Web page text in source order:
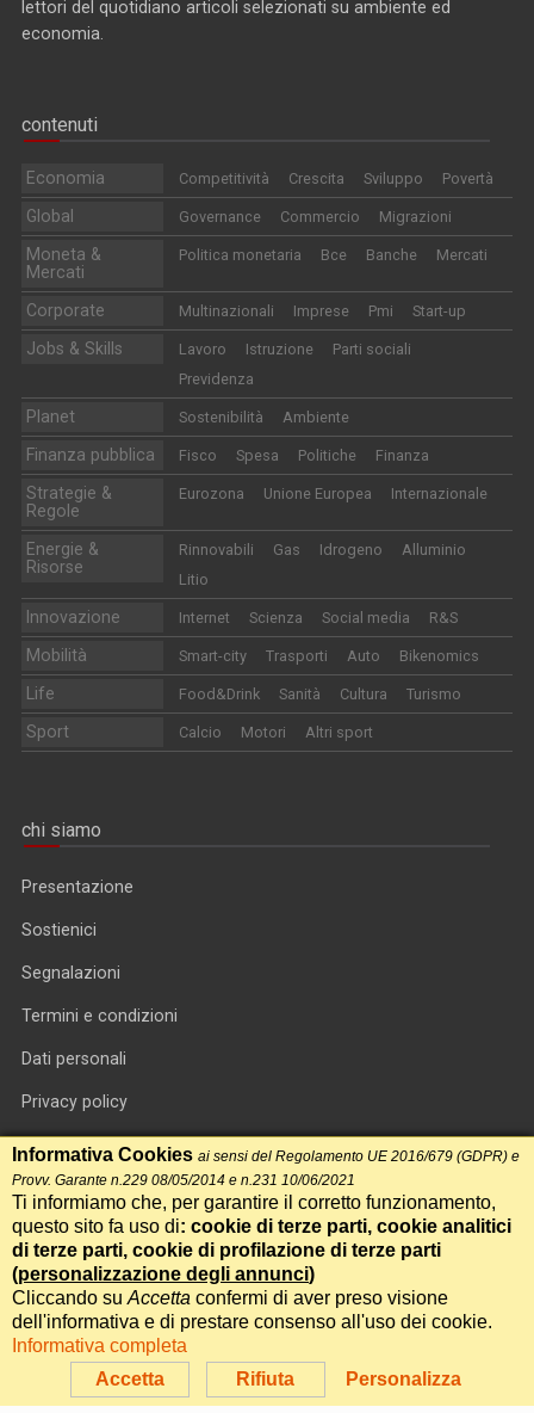
lettori del quotidiano articoli selezionati su ambiente ed
economia.
contenuti
Economia Competitività Crescita Sviluppo Povertà
Global Governance Commercio Migrazioni
Moneta &
Mercati
Politica monetaria Bce Banche Mercati
Corporate Multinazionali Imprese Pmi Start-up
Jobs & Skills Lavoro Istruzione
Parti sociali
Previdenza
Planet Sostenibilità Ambiente
Finanza pubblica Fisco Spesa Politiche Finanza
Strategie &
Regole
Eurozona Unione Europea Internazionale
Energie &
Risorse
Rinnovabili Gas Idrogeno
Alluminio
Litio
Innovazione Internet Scienza Social media R&S
Mobilità Smart-city Trasporti Auto Bikenomics
Life Food&Drink Sanità Cultura Turismo
Sport Calcio Motori Altri sport
chi siamo
Presentazione
Sostienici
Segnalazioni
Termini e condizioni
Dati personali
Privacy policy
Informativa cookie
RSS feed
RSS Top News
Contatti
International Communication S.r.l. • P.IVA 14478081004 • Testata
giornalistica n.191, reg. Tribunale di Roma del 14/12/2017
Accetta Rifiuta Personalizza
Informativa Cookies ai sensi del Regolamento UE 2016/679 (GDPR) e
Provv. Garante n.229 08/05/2014 e n.231 10/06/2021
Ti informiamo che, per garantire il corretto funzionamento,
questo sito fa uso di: cookie di terze parti, cookie analitici
di terze parti, cookie di profilazione di terze parti
(personalizzazione degli annunci)
Cliccando su Accetta confermi di aver preso visione
dell'informativa e di prestare consenso all'uso dei cookie.
Informativa completa